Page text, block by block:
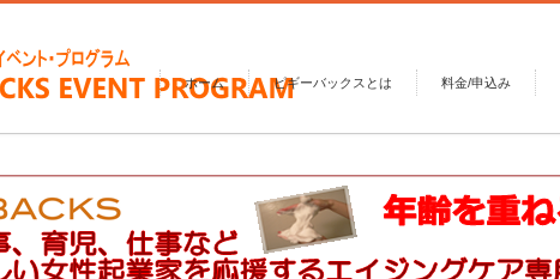
ホーム ピギーバックスとは 料金/申込み